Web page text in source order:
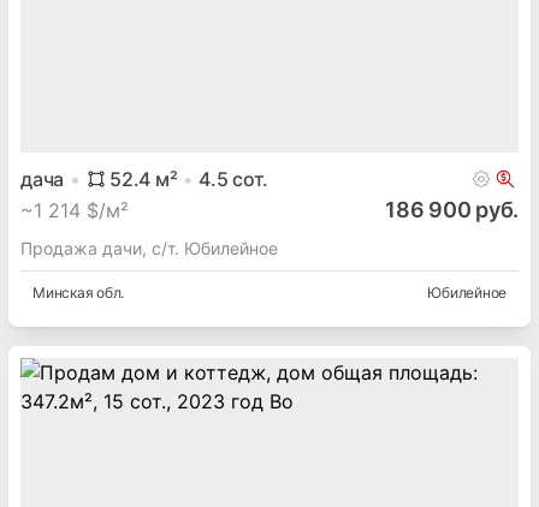
дача 52.4 м² 4.5 сот.
~1 214 $/м² 186 900 руб.
Продажа дачи, с/т. Юбилейное
Минская обл. Юбилейное